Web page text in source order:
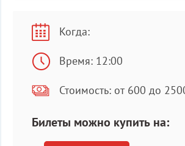
Когда:
Время: 12:00
Стоимость: от 600 до
Билеты можно купить на: